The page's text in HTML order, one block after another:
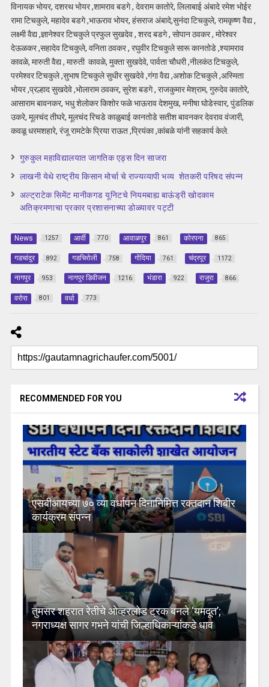
विनायक भोयर, दशरथ भोयर ,शामराव बडगे , देवराम कातोरे, लिलाबाई अंबादे रमेश भोईर
रामा टिचकुले, महादेव बडगे ,भाऊराव भोयर, हंसराज अंबादे,सुनंदा टिचकुले, रामकृष्ण वैद्य ,
लक्ष्मी वैद्य ,ज्ञानेश्वर टिचकुले प्रफुल सुखदेव , शरद बडगे , सोपान ठवकर , मोरेश्वर
देऊळकर ,सहादेव टिचकुले, वनिता ठवकर , रघुवीर टिचकुले सारू कानतोडे ,श्यामराव
कावळे, मारुती वैद्य , मारुती कावळे, मुक्ता सुखदेवे, पार्वता चौधरी ,नीलकंठ टिचकुले,
परमेश्वर टिचकुले ,सुभाष टिचकुले सुधीर सुखदेवे ,गंगा वैद्य ,अशोक टिचकुले ,अस्मिता
भोयर ,प्रल्हाद सुखदेवे ,भोलाराम ठवकर, सुरेश बडगे , राजकुमार मेश्राम, गुरुदेव कातोरे,
आसाराम बावनकर, भधु शेलोकर किशोर फळे भाऊराव देशमुख, मनीषा घोडेस्वार, पुंडलिक
उकरे, मूलचंद तीघरे, मूलचंद रिचडे काळुबाई कानतोडे सतीश बावनकर देवराव वंजारी,
कवळू धरमशहारे, रंजू रामटेके प्रिया राऊत ,प्रियंका ,कांबळे यांनी सहकार्य केले.
गुरुकुल महाविद्यालयात जागतिक एड्स दिन साजरा
लाखनी येथे राष्ट्रीय किसान मोर्चा चे राज्यव्यापी भव्य शेतकरी परिषद संपन्न
अल्ट्राटेक सिमेंट मानीकगड यूनिटचे नियमबाह्य बाऊंड्री खोदकाम
अतिक्रमणाचा प्रकार प्रशासनाच्या डोळ्यावर पट्टी
News 1257 आर्वी 770 आवाळपुर 861 कोरपना 865
गडचांदुर 892 गडचिरोली 758 गोंदिया 761 चंद्रपूर 1172
नागपुर 953 नागपुर डिवीजन 1216 भंडारा 922 राजुरा 866
वरोरा 801 वर्धा 773
RECOMMENDED FOR YOU
एसबीआयच्या ७० व्या वर्धापन दिनानिमित्त रक्तदान शिबीर
कार्यक्रम संपन्न
तुमसर शहरात रेतीचे ओव्हरलोड ट्रक बनले ‘यमदूत’;
नगराध्यक्ष सागर गभने यांची जिल्हाधिकाऱ्यांकडे धाव